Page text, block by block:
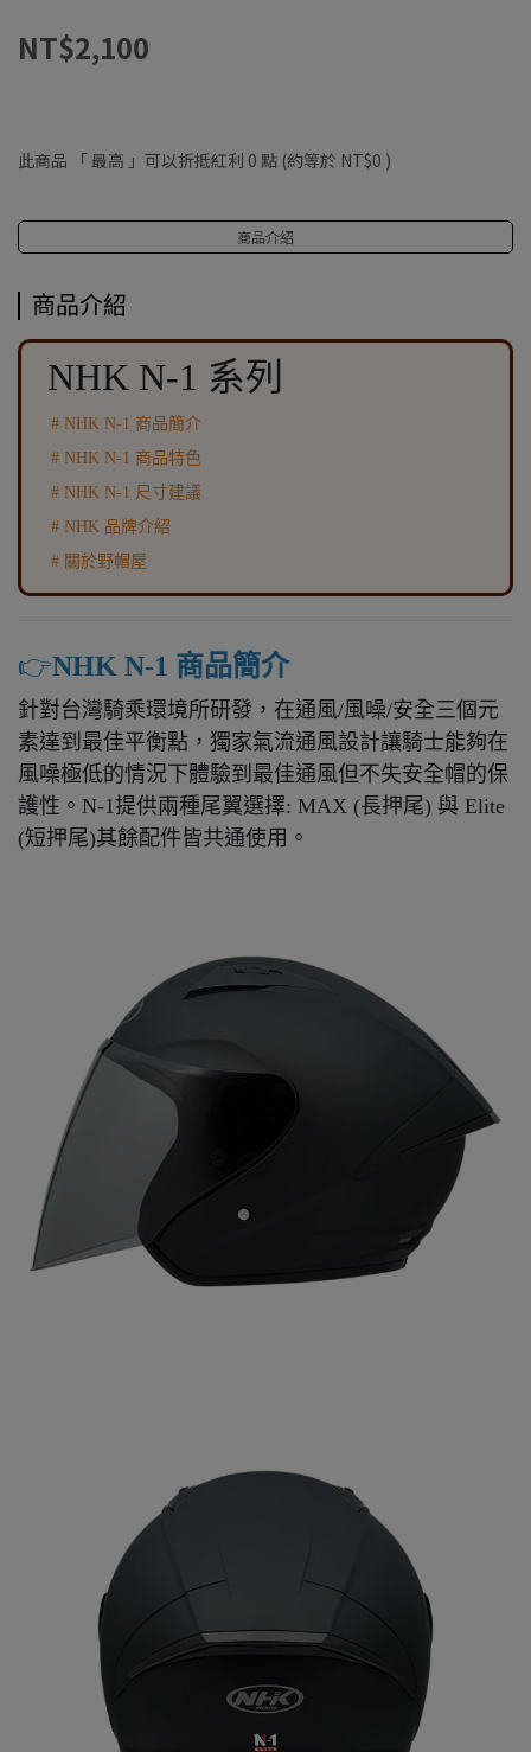
NT$2,100
此商品 「 最高 」可以折抵紅利 0 點 (約等於 NT$0 )
商品介紹
商品介紹
NHK N-1 系列
# NHK N-1 商品簡介
# NHK N-1 商品特色
# NHK N-1 尺寸建議
# NHK 品牌介紹
# 關於野帽屋
👉️NHK N-1 商品簡介
針對台灣騎乘環境所研發，在通風/風噪/安全三個元
素達到最佳平衡點，獨家氣流通風設計讓騎士能夠在
風噪極低的情況下體驗到最佳通風但不失安全帽的保
護性。N-1提供兩種尾翼選擇: MAX (長押尾) 與 Elite
(短押尾)其餘配件皆共通使用。